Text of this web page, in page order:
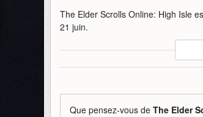
The Elder Scrolls Online: High Isle
21 juin.
Que pensez-vous de The Elder